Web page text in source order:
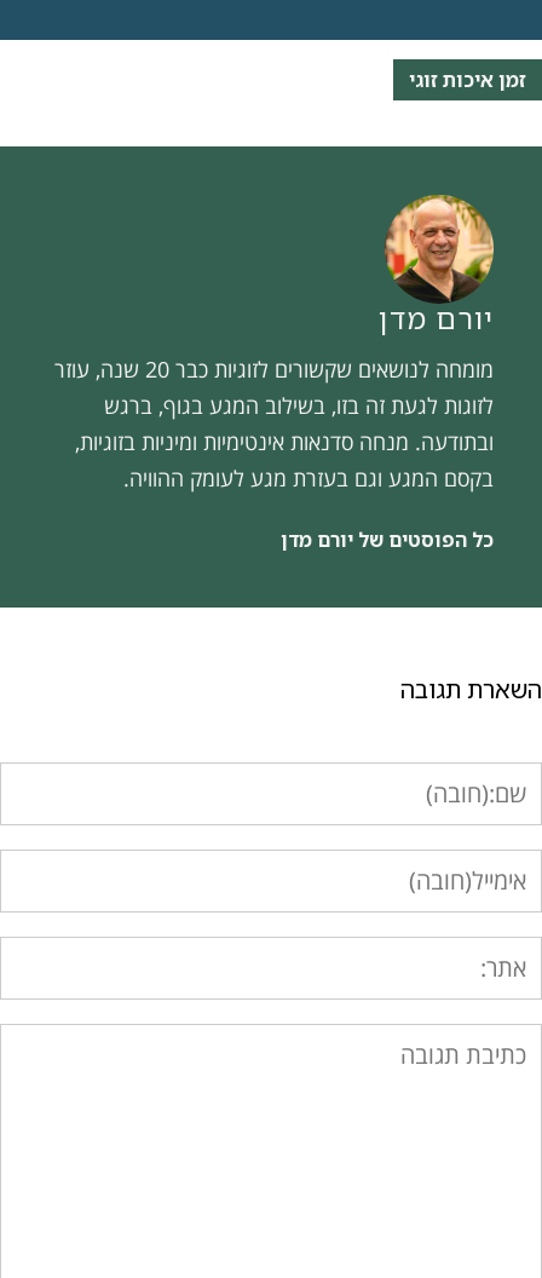
זמן איכות זוגי
יורם מדן
מומחה לנושאים שקשורים לזוגיות כבר 20 שנה, עוזר
לזוגות לגעת זה בזו, בשילוב המגע בגוף, ברגש
ובתודעה. מנחה סדנאות אינטימיות ומיניות בזוגיות,
בקסם המגע וגם בעזרת מגע לעומק ההוויה.
כל הפוסטים של יורם מדן
השארת תגובה